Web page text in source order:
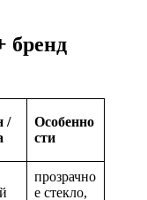
бренд
/
Особенно
сти
прозрачно
е стекло,